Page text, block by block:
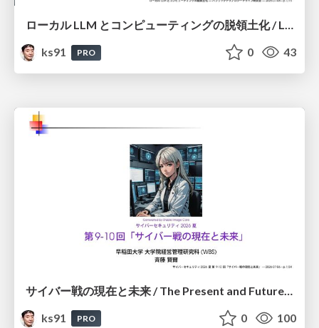
ローカル LLM とコンピューティングの脱領土化 / Local LLMs and Deterritorialization of Computing
ks91
PRO 0 43
ks91
PRO 0 100